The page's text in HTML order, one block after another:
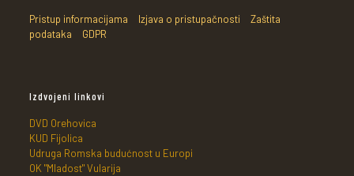
Pristup informacijama Izjava o pristupačnosti
Zaštita
podataka
GDPR
Izdvojeni linkovi
DVD Orehovica
KUD Fijolica
Udruga Romska budućnost u Europi
OK "Mladost" Vularija